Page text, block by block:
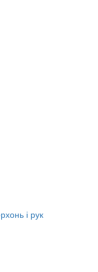
і рук